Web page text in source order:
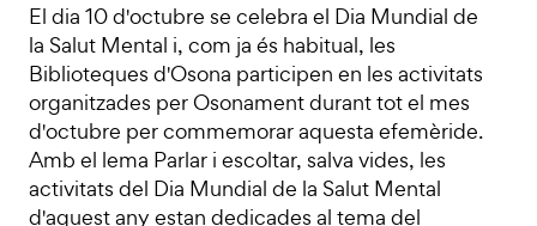
El dia 10 d'octubre se celebra el Dia Mundial de
la Salut Mental i, com ja és habitual, les
Biblioteques d'Osona participen en les activitats
organitzades per Osonament durant tot el mes
d'octubre per commemorar aquesta efemèride.
Amb el lema Parlar i escoltar, salva vides, les
activitats del Dia Mundial de la Salut Mental
d'aquest any estan dedicades al tema del